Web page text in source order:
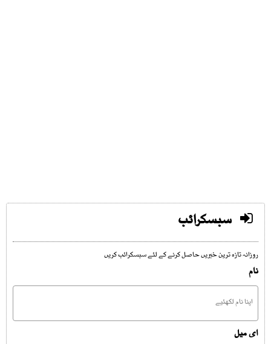
سبسکرائب
روزانہ تازہ ترین خبریں حاصل کرنے کے لئے سبسکرائب کریں
نام
ای میل